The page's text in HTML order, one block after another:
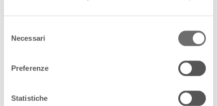
delNecessari
Preferenze
Statistiche
18 Agosto 2017